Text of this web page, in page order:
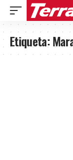
Etiqueta: